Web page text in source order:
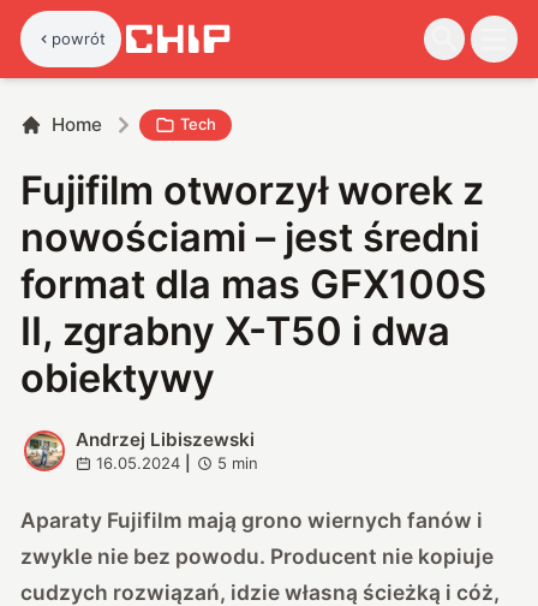
powrót
Home Tech
Fujifilm otworzył worek z
nowościami – jest średni
format dla mas GFX100S
II, zgrabny X-T50 i dwa
obiektywy
A
Andrzej Libiszewski
16.05.2024 5 min
Aparaty Fujifilm mają grono wiernych fanów i
zwykle nie bez powodu. Producent nie kopiuje
cudzych rozwiązań, idzie własną ścieżką i cóż,